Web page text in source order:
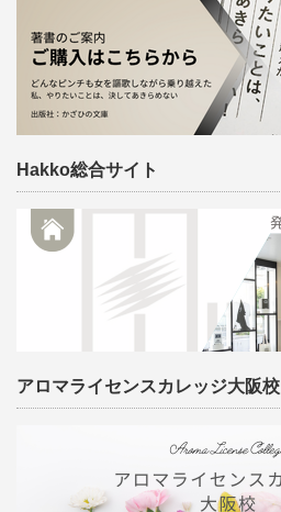
Hakko総合サイト
アロマライセンスカレッジ大阪校